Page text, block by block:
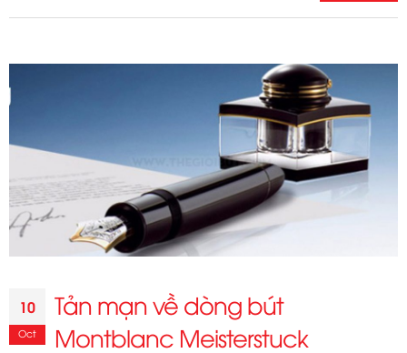
cũ,
10
Oct
Tản mạn về dòng bút
Montblanc Meisterstuck